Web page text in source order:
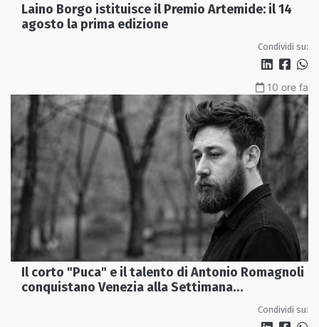
Laino Borgo istituisce il Premio Artemide: il 14
agosto la prima edizione
Condividi su:
10 ore fa
Il corto "Puca" e il talento di Antonio Romagnoli
conquistano Venezia alla Settimana
Condividi su: